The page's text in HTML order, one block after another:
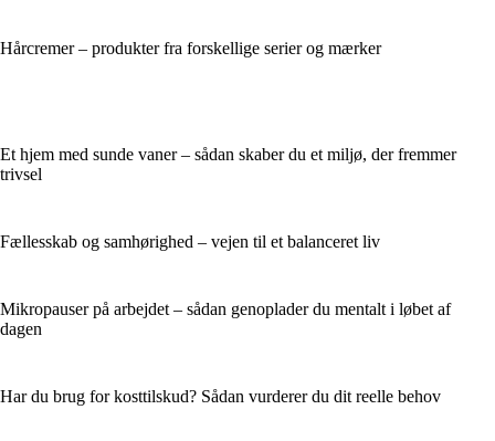
Hårcremer – produkter fra forskellige serier og mærker
Et hjem med sunde vaner – sådan skaber du et miljø, der fremmer
trivsel
Fællesskab og samhørighed – vejen til et balanceret liv
Mikropauser på arbejdet – sådan genoplader du mentalt i løbet af
dagen
Har du brug for kosttilskud? Sådan vurderer du dit reelle behov